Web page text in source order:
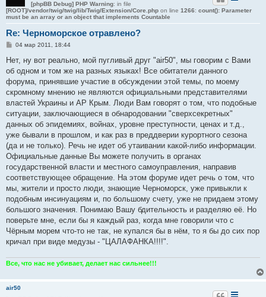
[phpBB Debug] PHP Warning: in file
[ROOT]/vendor/twig/twig/lib/Twig/Extension/Core.php on line 1266: count(): Parameter
must be an array or an object that implements Countable
Re: Черноморское отравлено?
С
о
щ
е
и
е
04 мар 2011, 18:44
Нет, ну вот реально, мой пугливый друг "air50", мы говорим с Вами
об одном и том же на разных языках! Все обитатели данного
форума, принявшие участие в обсуждении этой темы, по моему
скромному мнению не являются официальными представителями
властей Украины и АР Крым. Люди Вам говорят о том, что подобные
ситуации, заключающиеся в обнародовании "сверхсекретных"
данных об эпидемиях, войнах, уровне преступности, ценах и т.д.,
уже бывали в прошлом, и как раз в преддверии курортного сезона
(да и не только). Речь не идет об утаивании какой-либо информации.
Официальные данные Вы можете получить в органах
государственной власти и местного самоуправления, направив
соответствующее обращение. На этом форуме идет речь о том, что
мы, жители и просто люди, знающие Черноморск, уже привыкли к
подобным инсинуациям и, по большому счету, уже не придаем этому
большого значения. Понимаю Вашу бдительность и разделяю её. Но
поверьте мне, если бы я каждый раз, когда мне говорили что с
Чёрным морем что-то не так, не купался бы в нём, то я бы до сих пор
кричал при виде медузы - "ЦАЛАФАНКА!!!!".
Все, что нас не убивает, делает нас сильнее!!!
air50